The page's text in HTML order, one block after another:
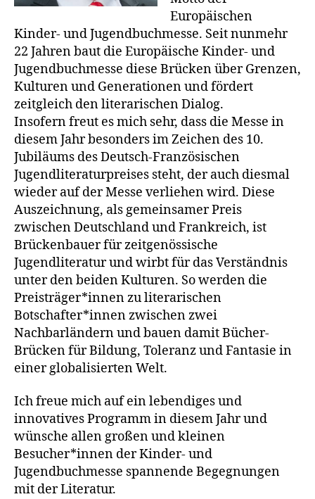
Europäischen
Kinder- und Jugendbuchmesse. Seit nunmehr
22 Jahren baut die Europäische Kinder- und
Jugendbuchmesse diese Brücken über Grenzen,
Kulturen und Generationen und fördert
zeitgleich den literarischen Dialog.
Insofern freut es mich sehr, dass die Messe in
diesem Jahr besonders im Zeichen des 10.
Jubiläums des Deutsch-Französischen
Jugendliteraturpreises steht, der auch diesmal
wieder auf der Messe verliehen wird. Diese
Auszeichnung, als gemeinsamer Preis
zwischen Deutschland und Frankreich, ist
Brückenbauer für zeitgenössische
Jugendliteratur und wirbt für das Verständnis
unter den beiden Kulturen. So werden die
Preisträger*innen zu literarischen
Botschafter*innen zwischen zwei
Nachbarländern und bauen damit Bücher-
Brücken für Bildung, Toleranz und Fantasie in
einer globalisierten Welt.
Ich freue mich auf ein lebendiges und
innovatives Programm in diesem Jahr und
wünsche allen großen und kleinen
Besucher*innen der Kinder- und
Jugendbuchmesse spannende Begegnungen
mit der Literatur.